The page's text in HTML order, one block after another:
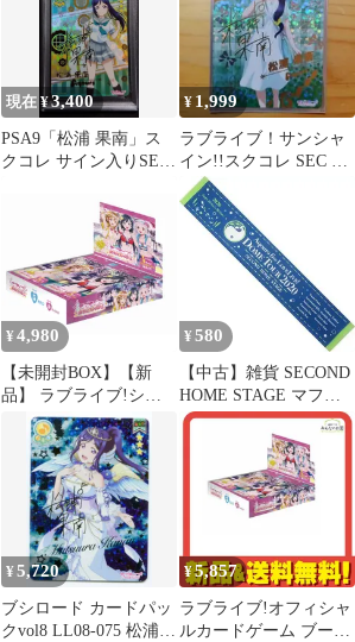
現在 ¥3,400
PSA9「松浦 果南」ス
クコレ サイン入りSEC
¥ 1,999
ラブライブ！サンシャ
イン!!スクコレ SEC 松
浦果南
¥ 4,980
【未開封BOX】【新
品】 ラブライブ!シリ
ーズ オフィシャルカー
ドゲーム ブースターパ
ック MELLOW
MOMENT BOX 佐賀
¥ 580
【中古】雑貨 SECOND
HOME STAGE マフラ
ータオル 「ラブライ
ブ!サンシャイン!!
Aqours 6th LoveLive!
DOME TOUR 2020」
¥5,720
ブシロード カードパッ
クvol8 LL08-075 松浦果
¥5,857
ラブライブ!オフィシャ
ルカードゲーム ブース